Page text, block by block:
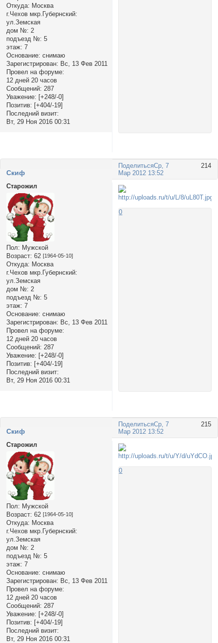
Откуда: Москва
г.Чехов мкр.Губернский:
ул.Земская
дом №: 2
подъезд №: 5
этаж: 7
Основание: снимаю
Зарегистрирован: Вс, 13 Фев 2011
Провел на форуме:
12 дней 20 часов
Сообщений: 287
Уважение: [+248/-0]
Позитив: [+404/-19]
Последний визит:
Вт, 29 Ноя 2016 00:31
Поделиться 214
Ср, 7
Мар 2012 13:52
Cкиф
Старожил
Пол: Мужской
Возраст: 62 [1964-05-10]
Откуда: Москва
г.Чехов мкр.Губернский:
ул.Земская
дом №: 2
подъезд №: 5
этаж: 7
Основание: снимаю
Зарегистрирован: Вс, 13 Фев 2011
Провел на форуме:
12 дней 20 часов
Сообщений: 287
Уважение: [+248/-0]
Позитив: [+404/-19]
Последний визит:
Вт, 29 Ноя 2016 00:31
0
Поделиться 215
Ср, 7
Мар 2012 13:52
Cкиф
Старожил
Пол: Мужской
Возраст: 62 [1964-05-10]
Откуда: Москва
г.Чехов мкр.Губернский:
ул.Земская
дом №: 2
подъезд №: 5
этаж: 7
Основание: снимаю
Зарегистрирован: Вс, 13 Фев 2011
Провел на форуме:
12 дней 20 часов
Сообщений: 287
Уважение: [+248/-0]
Позитив: [+404/-19]
Последний визит:
Вт, 29 Ноя 2016 00:31
0